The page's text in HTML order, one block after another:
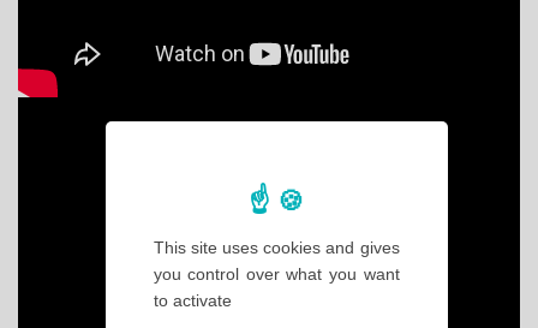
This site uses cookies and gives
you control over what you want
to activate